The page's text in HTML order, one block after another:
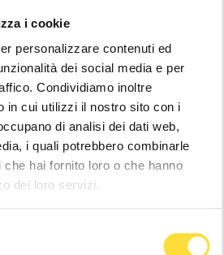
i cookie
personalizzare contenuti ed
dei social media e per
Condividiamo inoltre
in cui utilizzi il nostro sito con i
di analisi dei dati web,
i quali potrebbero combinarle
hai fornito loro o che hanno
dei loro servizi.
$219.99